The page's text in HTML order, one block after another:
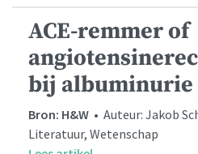
ACE-remmer of
bij albuminurie
Bron: H&W • Auteur: Jakob
Literatuur, Wetenschap